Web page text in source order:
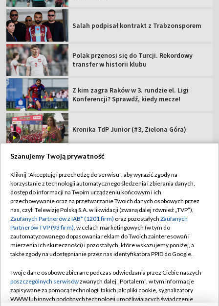
Salah podpisał kontrakt z Trabzonsporem
Polak przenosi się do Turcji. Rekordowy
transfer w historii klubu
Z kim zagra Raków w 3. rundzie el. Ligi
Konferencji? Sprawdź, kiedy mecze!
Kronika TdP Junior (#3, Zielona Góra)
TVP
Abonament TVP
Sklep TVP
Biuro Reklamy
Oferta Handlowa
Emisja w TVP
Rada Programowa
Regulamin TVP
Polityka prywatności
Moje zgody
Biuro reklamy
Kanały
Szanujemy Twoją prywatność
Kliknij "Akceptuję i przechodzę do serwisu", aby wyrazić zgody na
korzystanie z technologii automatycznego śledzenia i zbierania danych,
dostęp do informacji na Twoim urządzeniu końcowym i ich
przechowywanie oraz na przetwarzanie Twoich danych osobowych przez
nas, czyli Telewizję Polską S.A. w likwidacji (zwaną dalej również „TVP”),
Zaufanych Partnerów z IAB* (1201 firm) oraz pozostałych Zaufanych
Partnerów TVP (93 firm), w celach marketingowych (w tym do
zautomatyzowanego dopasowania reklam do Twoich zainteresowań i
mierzenia ich skuteczności) i pozostałych, które wskazujemy poniżej, a
także zgody na udostępnianie przez nas identyfikatora PPID do Google.
Twoje dane osobowe zbierane podczas odwiedzania przez Ciebie naszych
poszczególnych serwisówzwanych dalej „Portalem”, w tym informacje
zapisywane za pomocą technologii takich jak: pliki cookie, sygnalizatory
WWW lub innych podobnych technologii umożliwiających świadczenie